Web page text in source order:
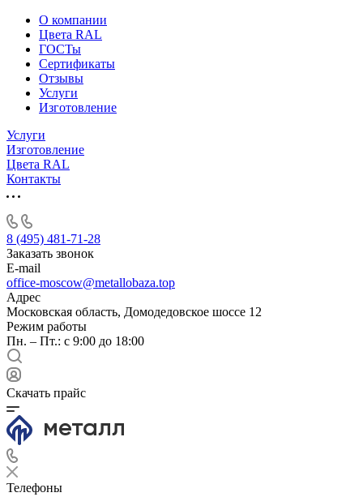
О компании
Цвета RAL
ГОСТы
Сертификаты
Отзывы
Услуги
Изготовление
Услуги
Изготовление
Цвета RAL
Контакты
8 (495) 481-71-28
Заказать звонок
E-mail
office-moscow@metallobaza.top
Адрес
Московская область, Домодедовское шоссе 12
Режим работы
Пн. – Пт.: с 9:00 до 18:00
Скачать прайс
Телефоны